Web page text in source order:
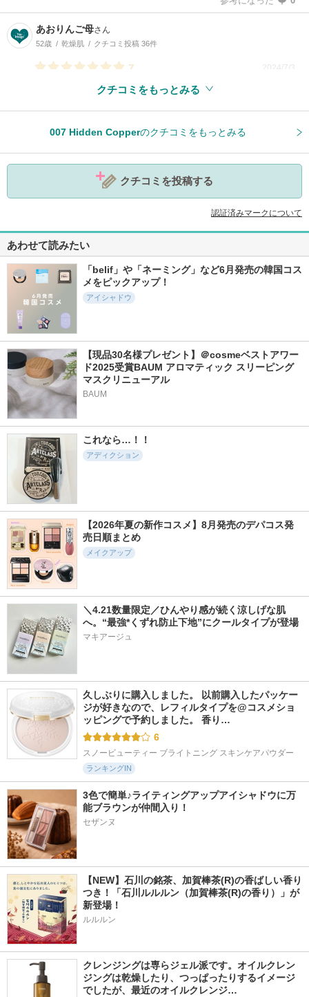
あおりんご母さん
52歳 乾燥肌 クチコミ投稿 36件
7 2024/7/3
クチコミをもっとみる
007 Hidden Copperのクチコミをもっとみる
クチコミを投稿する
認証済みマークについて
あわせて読みたい
「belif」や「ネーミング」など6月発売の韓国コス
メをピックアップ！
アイシャドウ
【現品30名様プレゼント】＠cosmeベストアワー
ド2025受賞BAUM アロマティック スリーピング
マスクリニューアル
BAUM
これなら…！！
アディクション
【2026年夏の新作コスメ】8月発売のデパコス発
売日順まとめ
メイクアップ
＼4.21数量限定／ひんやり感が続く涼しげな肌
へ。“最強*くずれ防止下地”にクールタイプが登場
マキアージュ
久しぶりに購入しました。 以前購入したパッケー
ジが好きなので、レフィルタイプを@コスメショ
ッピングで予約しました。 香り…
6
スノービューティー ブライトニング スキンケアパウダー
ランキングIN
3色で簡単♪ライティングアップアイシャドウに万
能ブラウンが仲間入り！
セザンヌ
【NEW】石川の銘茶、加賀棒茶(R)の香ばしい香り
つき！「石川ルルルン（加賀棒茶(R)の香り）」が
新登場！
ルルルン
クレンジングは専らジェル派です。オイルクレン
ジングは乾燥したり、つっぱったりするイメージ
でしたが、最近のオイルクレンジ…